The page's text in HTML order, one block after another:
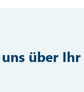
uns über